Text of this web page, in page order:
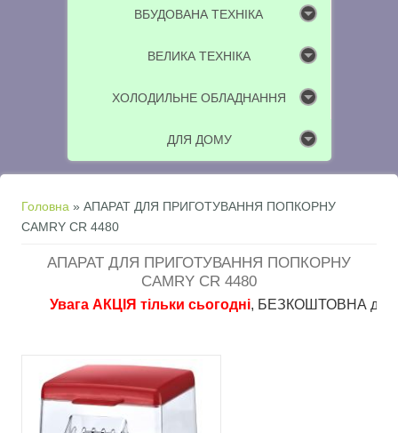
ВБУДОВАНА ТЕХНІКА
ВЕЛИКА ТЕХНІКА
ХОЛОДИЛЬНЕ ОБЛАДНАННЯ
ДЛЯ ДОМУ
Ви є тут
Головна » АПАРАТ ДЛЯ ПРИГОТУВАННЯ ПОПКОРНУ
CAMRY CR 4480
АПАРАТ ДЛЯ ПРИГОТУВАННЯ ПОПКОРНУ
CAMRY CR 4480
Увага АКЦІЯ тільки сьогодні, БЕЗКОШТОВНА